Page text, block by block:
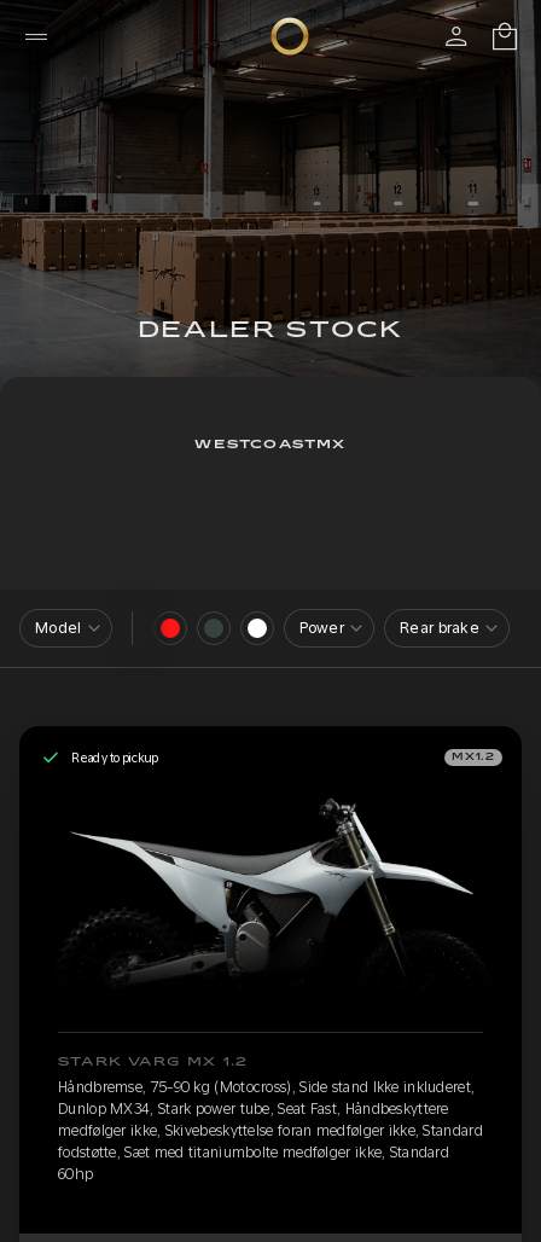
DEALER STOCK
WESTCOASTMX
Model Power Rear brake
Ready to pickup MX1.2
STARK VARG MX 1.2
Håndbremse, 75-90 kg (Motocross), Side stand Ikke inkluderet,
Dunlop MX34, Stark power tube, Seat Fast, Håndbeskyttere
medfølger ikke, Skivebeskyttelse foran medfølger ikke, Standard
fodstøtte, Sæt med titaniumbolte medfølger ikke, Standard
60hp